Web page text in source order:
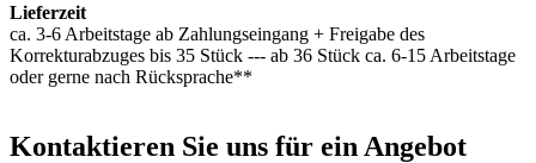
Lieferzeit
ca. 3-6 Arbeitstage ab Zahlungseingang + Freigabe des
Korrekturabzuges bis 35 Stück --- ab 36 Stück ca. 6-15 Arbeitstage
oder gerne nach Rücksprache**
Kontaktieren Sie uns für ein Angebot